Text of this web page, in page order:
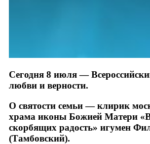
Сегодня 8 июля —
любви и верности.
О святости семьи — клирик
храма иконы Божией Матери
скорбящих радость» игумен
(Тамбовский).